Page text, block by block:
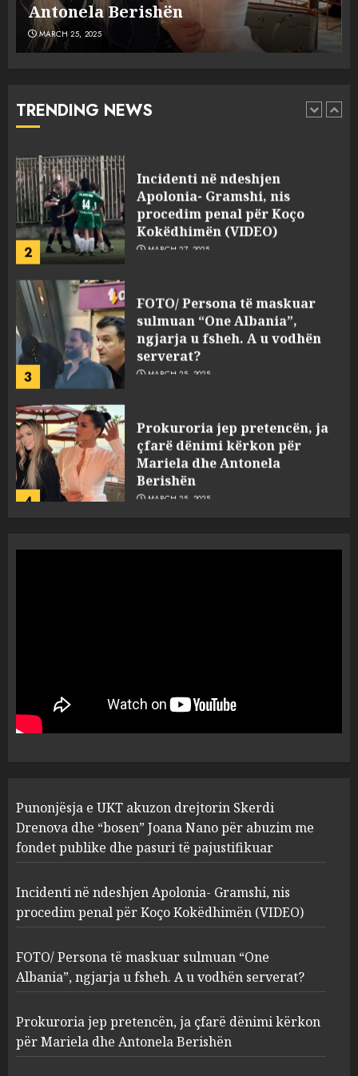
plagosën!
MARCH 25, 2025
TRENDING NEWS
MARCH 25, 2025
1
Punonjësja e UKT akuzon
pasuri të pajustifikuar
2
Apolonia- Gramshi, nis
procedim penal për Koço
Kokëdhimën (VIDEO)
MARCH 27, 2025
3
sulmuan “One Albania”,
ngjarja u fsheh. A u vodhën
serverat?
MARCH 25, 2025
4
çfarë dënimi kërkon për
Mariela dhe Antonela
Berishën
MARCH 25, 2025
1
“bosen” Joana Nano për
abuzim me fondet publike dhe
pasuri të pajustifikuar
2
Apolonia- Gramshi, nis
procedim penal për Koço
Kokëdhimën (VIDEO)
MARCH 27, 2025
3
FOTO/ Persona të maskuar
sulmuan “One Albania”,
ngjarja u fsheh. A u vodhën
serverat?
MARCH 25, 2025
Prokuroria jep pretencën, ja
çfarë dënimi kërkon për
Punonjësja e UKT akuzon drejtorin Skerdi
Drenova dhe “bosen” Joana Nano për abuzim me
fondet publike dhe pasuri të pajustifikuar
Incidenti në ndeshjen Apolonia- Gramshi, nis
procedim penal për Koço Kokëdhimën (VIDEO)
FOTO/ Persona të maskuar sulmuan “One
Albania”, ngjarja u fsheh. A u vodhën serverat?
Prokuroria jep pretencën, ja çfarë dënimi kërkon
për Mariela dhe Antonela Berishën